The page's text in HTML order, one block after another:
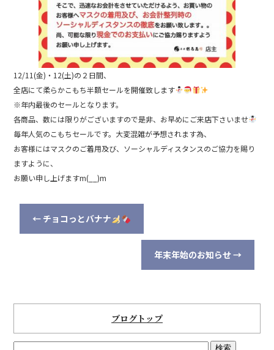
12/11(金)・12(土)の２日間、
全店にて柔らかこもち半額セールを開催致します
※年内最後のセールとなります。
各商品、数には限りがございますので是非、お早めにご来店下さいませ
毎年人気のこもちセールです。大変混雑が予想されます為、
お客様にはマスクのご着用及び、ソーシャルディスタンスのご協力を賜り
ますように、
お願い申し上げますm(__)m
← チョコっとバナナ
年末年始のお知らせ→
ブログトップ